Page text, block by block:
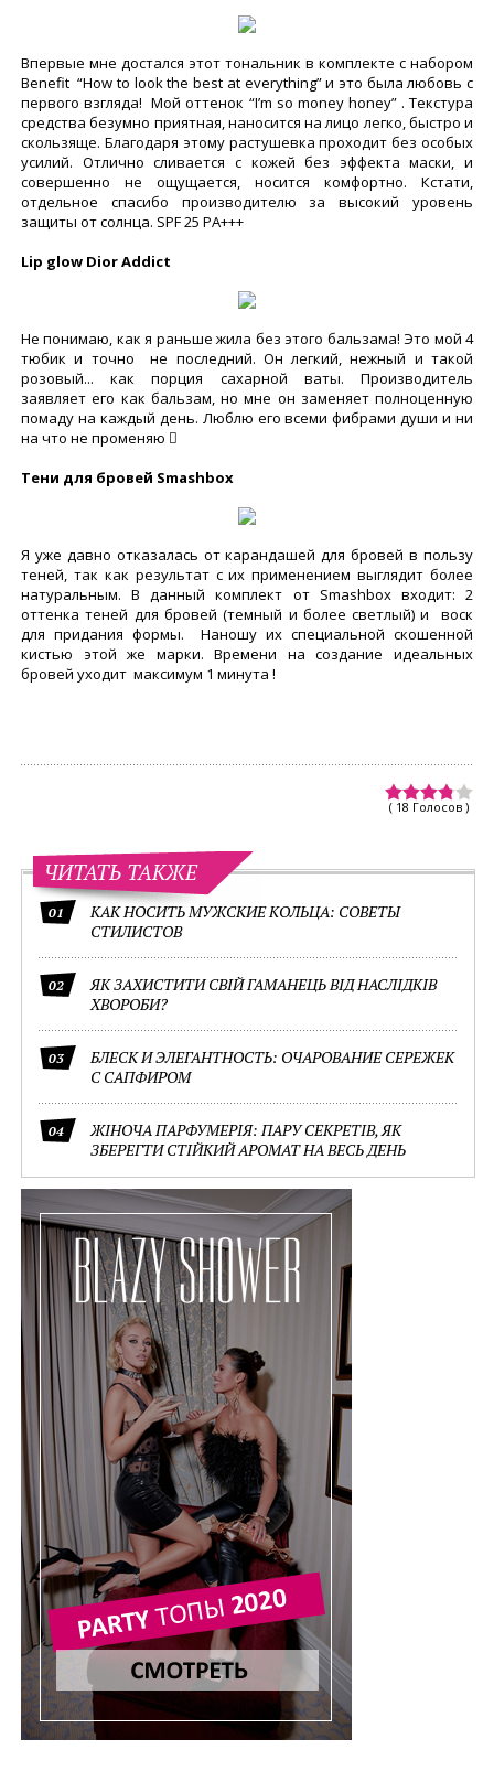
Впервые мне достался этот тональник в комплекте с набором
Benefit “How to look the best at everything” и это была любовь с
первого взгляда! Мой оттенок “I’m so money honey” . Tекстура
средства безумно приятная, наносится на лицо легко, быстро и
скользяще. Благодаря этому растушевка проходит без особых
усилий. Отлично сливается с кожей без эффекта маски, и
совершенно не ощущается, носится комфортно. Кстати,
отдельное спасибо производителю за высокий уровень
защиты от солнца. SPF 25 PA+++
Lip glow Dior Addict
Не понимаю, как я раньше жила без этого бальзама! Это мой 4
тюбик и точно не последний. Он легкий, нежный и такой
розовый... как порция сахарной ваты. Производитель
заявляет его как бальзам, но мне он заменяет полноценную
помаду на каждый день. Люблю его всеми фибрами души и ни
на что не променяю 
Тени для бровей Smashbox
Я уже давно отказалась от карандашей для бровей в пользу
теней, так как результат с их применением выглядит более
натуральным. В данный комплект от Smashbox входит: 2
оттенка теней для бровей (темный и более светлый) и воск
для придания формы. Наношу их специальной скошенной
кистью этой же марки. Времени на создание идеальных
бровей уходит максимум 1 минута !
( 18 Голосов )
ЧИТАТЬ ТАКЖЕ
01
КАК НОСИТЬ МУЖСКИЕ КОЛЬЦА: СОВЕТЫ
СТИЛИСТОВ
02
ЯК ЗАХИСТИТИ СВІЙ ГАМАНЕЦЬ ВІД НАСЛІДКІВ
ХВОРОБИ?
03
БЛЕСК И ЭЛЕГАНТНОСТЬ: ОЧАРОВАНИЕ СЕРЕЖЕК
С САПФИРОМ
04
ЖІНОЧА ПАРФУМЕРІЯ: ПАРУ СЕКРЕТІВ, ЯК
ЗБЕРЕГТИ СТІЙКИЙ АРОМАТ НА ВЕСЬ ДЕНЬ